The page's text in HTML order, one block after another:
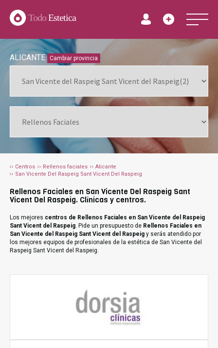
TodoEstetica
ALICANTE Cambiar provincia
Centros Rellenos faciales
Alicante
San Vicente Del Raspeig Sant Vicent Del Raspeig
Rellenos Faciales en San Vicente Del Raspeig Sant
Vicent Del Raspeig. Clínicas y centros.
Los mejores centros de Rellenos Faciales en San Vicente del Raspeig
Sant Vicent del Raspeig. Pide un presupuesto de Rellenos Faciales en
San Vicente del Raspeig Sant Vicent del Raspeig y serás atendido por
los mejores equipos de profesionales de la estética de San Vicente del
Raspeig Sant Vicent del Raspeig.